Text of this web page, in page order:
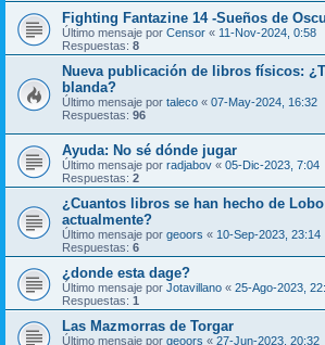
Fighting Fantazine 14 -Sueños de
Último mensaje por Censor « 11-Nov-2024, 0:58
Respuestas: 8
Nueva publicación de libros físicos:
blanda?
Último mensaje por taleco « 07-May-2024, 16:32
Respuestas: 96
Ayuda: No sé dónde jugar
Último mensaje por radjabov « 05-Dic-2023, 7:04
Respuestas: 2
¿Cuantos libros se han hecho de
actualmente?
Último mensaje por geoors « 10-Sep-2023, 23:14
Respuestas: 6
¿donde esta dage?
Último mensaje por Jotavillano « 25-Ago-2023,
Respuestas: 1
Las Mazmorras de Torgar
Último mensaje por geoors « 27-Jun-2023, 20:32